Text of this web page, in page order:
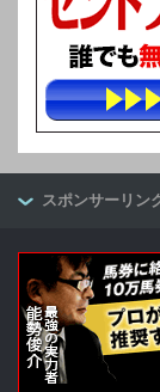
スポンサーリン